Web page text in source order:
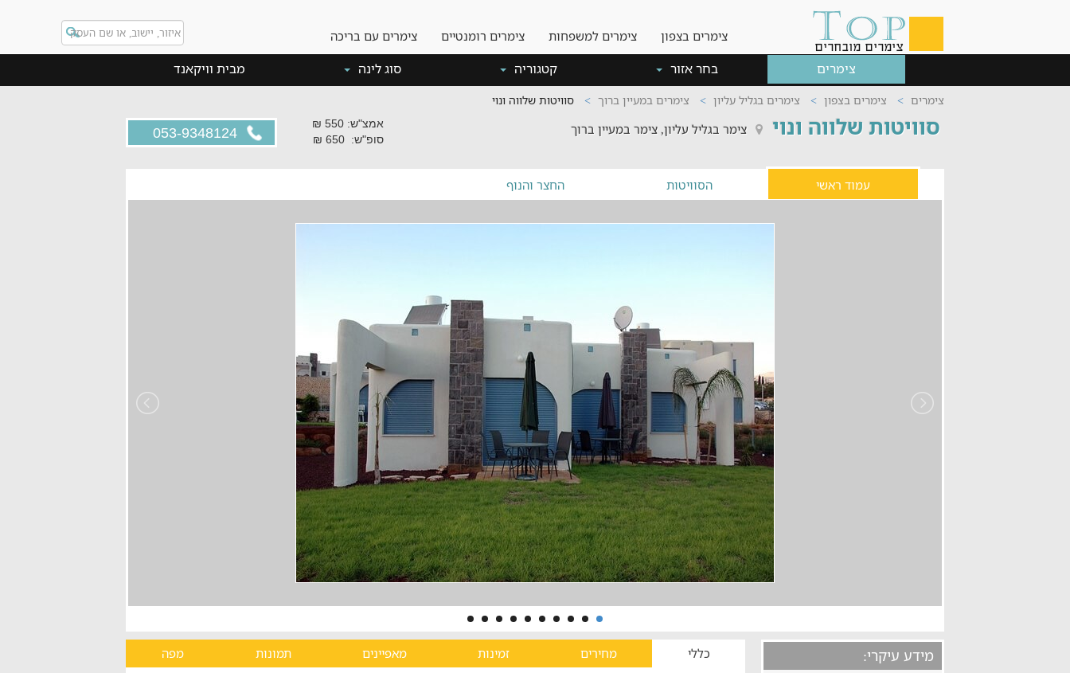
צימרים בצפון צימרים למשפחות צימרים רומנטיים צימרים עם בריכה
צימרים בחר אזור קטגוריה סוג לינה מבית וויקאנד
צימרים צימרים בצפון צימרים בגליל עליון צימרים במעיין ברוך סוויטות שלווה ונוי
סוויטות שלווה ונוי צימר בגליל עליון, צימר במעיין ברוך
אמצ"ש: 550 ₪
סופ"ש: 650 ₪
עמוד ראשי הסוויטות החצר והנוף
מידע עיקרי: כללי מחירים זמינות מאפיינים תמונות מפה